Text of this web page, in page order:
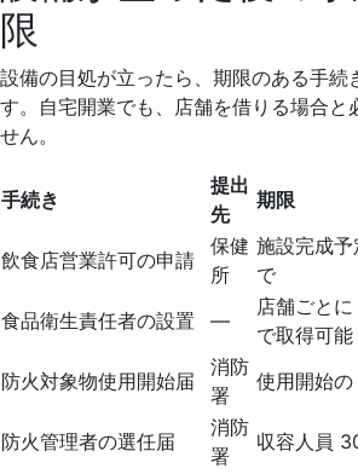
限
設備の目処が立ったら、期限のある手続
す。自宅開業でも、店舗を借りる場合と
せん。
手続き
提出
先
期限
飲食店営業許可の申請
保健
所
施設完成予
で
食品衛生責任者の設置
—
店舗ごと
で取得可能
防火対象物使用開始届
消防
署
使用開始
防火管理者の選任届
消防
署
収容人員